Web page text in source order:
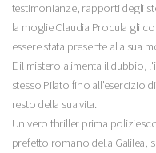
testimonianze, rapporti degli
la moglie Claudia Procula gli
essere stata presente alla sua
E il mistero alimenta il dubbio,
stesso Pilato fino all'esercizio
resto della sua vita.
Un vero thriller prima
prefetto romano della Galilea,